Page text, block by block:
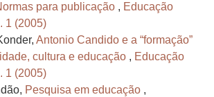
para publicação , Educação
1 (2005)
Antonio Candido e a “formação”
cultura e educação , Educação
1 (2005)
Pesquisa em educação ,